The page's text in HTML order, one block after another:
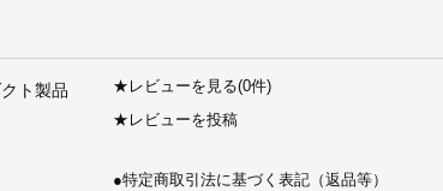
ト製品
★ レビューを見る(0件)
★ レビューを投稿
●特定商取引法に基づく表記（返品等）